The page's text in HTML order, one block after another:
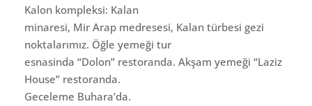
Kalon kompleksi: Kalan
minaresi, Mir Arap medresesi, Kalan türbesi gezi
noktalarımız. Öğle yemeği tur
esnasinda “Dolon” restoranda. Akşam yemeği “Laziz
House” restoranda.
Geceleme Buhara’da.